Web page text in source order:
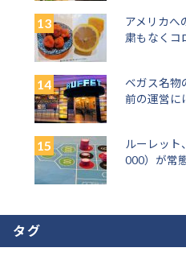
アメリカへ
粛もなくコ
ベガス名物
前の運営に
ルーレット
000）が常
タグ